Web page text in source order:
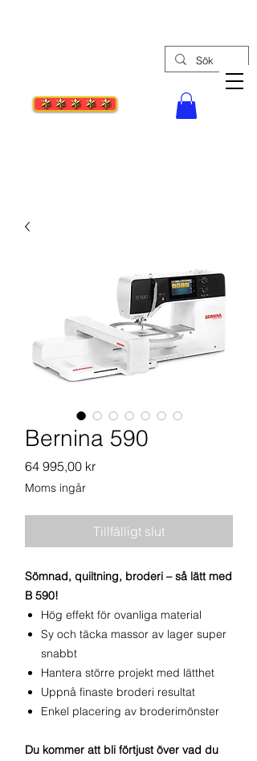
Bernina 590
64 995,00 krPris
Moms ingår
Tillfälligt slut
Sömnad, quiltning, broderi – så lätt med
B 590!
Hög effekt för ovanliga material
Sy och täcka massor av lager super
snabbt
Hantera större projekt med lätthet
Uppnå finaste broderi resultat
Enkel placering av broderimönster
Du kommer att bli förtjust över vad du